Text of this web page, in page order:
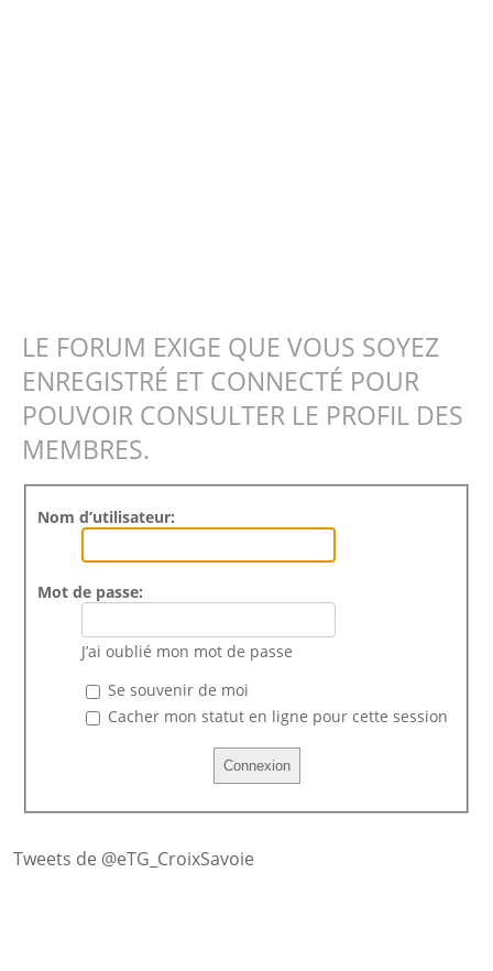
LE FORUM EXIGE QUE VOUS SOYEZ
ENREGISTRÉ ET CONNECTÉ POUR
POUVOIR CONSULTER LE PROFIL DES
MEMBRES.
Nom d’utilisateur:
Mot de passe:
J’ai oublié mon mot de passe
Se souvenir de moi
Cacher mon statut en ligne pour cette session
Tweets de @eTG_CroixSavoie